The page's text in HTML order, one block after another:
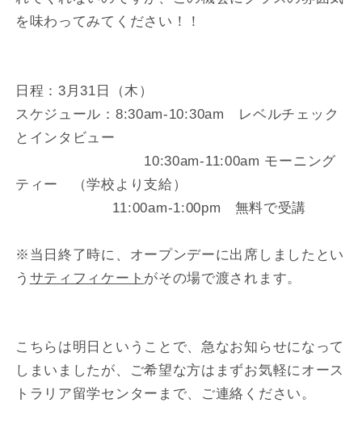
を味わってみてください！！
日程：3月31日（木）
スケジュール：8:30am-10:30am レベルチェック
とインタビュー
10:30am-11:00am モーニング
ティー （学校より支給）
11:00am-1:00pm 無料で受講
※当日終了時に、オープンデーに出席しましたとい
う サティフィケート がその場で渡されます。
こちらは明日ということで、急なお知らせになって
しまいましたが、ご希望な方はまずお気軽にオース
トラリア留学センターまで、ご連絡ください。